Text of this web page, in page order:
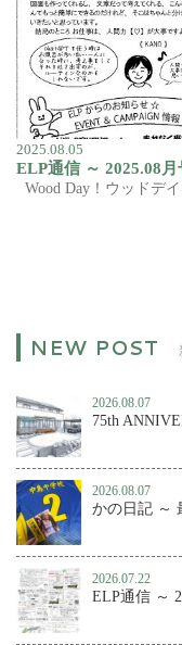
2025.08.05
ELP通信 ～ 2025.08月
Wood Day！ウッドデ
2026.08.07
75th
2026.08.07
かの日記 ～
2026.07.22
ELP通信 ～